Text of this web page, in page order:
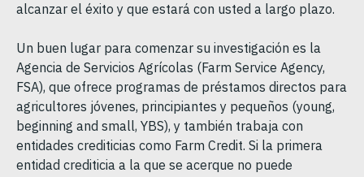
alcanzar el éxito y que estará con usted a largo plazo.
Un buen lugar para comenzar su investigación es la
Agencia de Servicios Agrícolas (Farm Service Agency,
FSA), que ofrece programas de préstamos directos para
agricultores jóvenes, principiantes y pequeños (young,
beginning and small, YBS), y también trabaja con
entidades crediticias como Farm Credit. Si la primera
entidad crediticia a la que se acerque no puede